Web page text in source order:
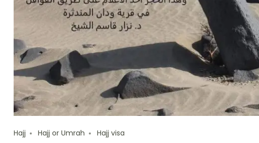
Hajj Hajj or Umrah Hajj visa